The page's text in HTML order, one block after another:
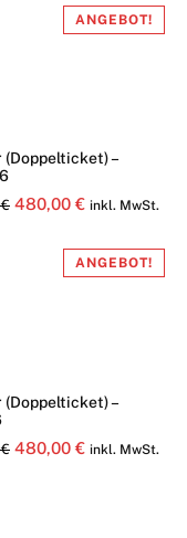
ist:
ANGEBOT!
(Doppelticket) –
€ Ursprünglicher
480,00 €Aktueller
ist:
inkl. MwSt.
ANGEBOT!
(Doppelticket) –
€ Ursprünglicher
480,00 €Aktueller
inkl. MwSt.